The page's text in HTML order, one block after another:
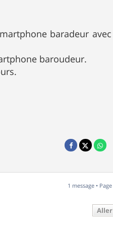
baradeur avec
baroudeur.
1 message • Page
Aller